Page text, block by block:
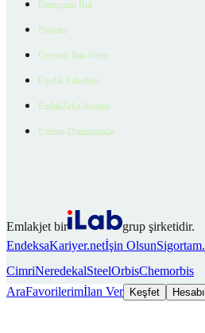
Danışman Bul
Projeler
Ücretsiz İlan Verin
Üyelik Paketleri
EmlakZeka Asistan
Uzman Danışmanlar
Emlakjet bir
grup şirketidir.
EndeksaKariyer.netİşin Olsun
CimriNeredekalSteelOrbisChemorbis
AraFavorilerimİlan Ver Keşfet